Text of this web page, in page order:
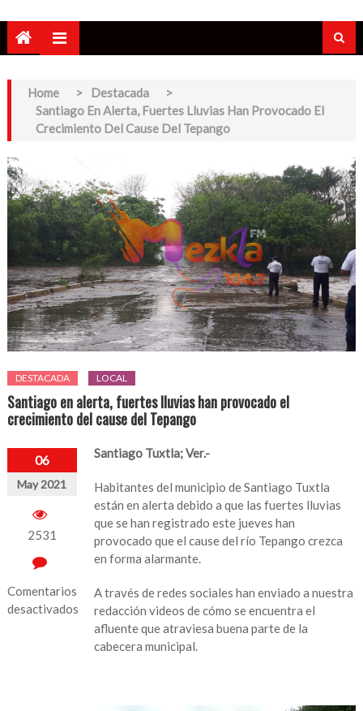
Home > Destacada
>
Santiago En Alerta, Fuertes Lluvias Han Provocado El
Crecimiento Del Cause Del Tepango
DESTACADA LOCAL
Santiago en alerta, fuertes lluvias han provocado el
crecimiento del cause del Tepango
06
May 2021
2531
Comentarios
desactivados
Santiago Tuxtla; Ver.-
Habitantes del municipio de Santiago Tuxtla
están en alerta debido a que las fuertes lluvias
que se han registrado este jueves han
provocado que el cause del río Tepango crezca
en forma alarmante.
A través de redes sociales han enviado a nuestra
redacción videos de cómo se encuentra el
afluente que atraviesa buena parte de la
cabecera municipal.